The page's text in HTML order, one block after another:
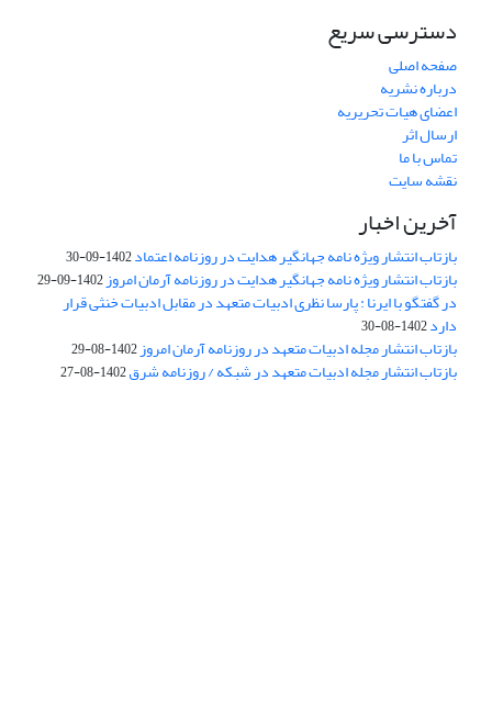
دسترسی سریع
صفحه اصلی
درباره نشریه
اعضای هیات تحریریه
ارسال اثر
تماس با ما
نقشه سایت
آخرین اخبار
بازتاب انتشار ویژه نامه جهانگیر هدایت در روزنامه اعتماد1402-09-30
بازتاب انتشار ویژه نامه جهانگیر هدایت در روزنامه آرمان امروز1402-09-29
در گفتگو با ایرنا : پارسا نظری ادبیات متعهد در مقابل ادبیات خنثی قرار
دارد1402-08-30
بازتاب انتشار مجله ادبیات متعهد در روزنامه آرمان امروز1402-08-29
بازتاب انتشار مجله ادبیات متعهد در شبکه / روزنامه شرق1402-08-27